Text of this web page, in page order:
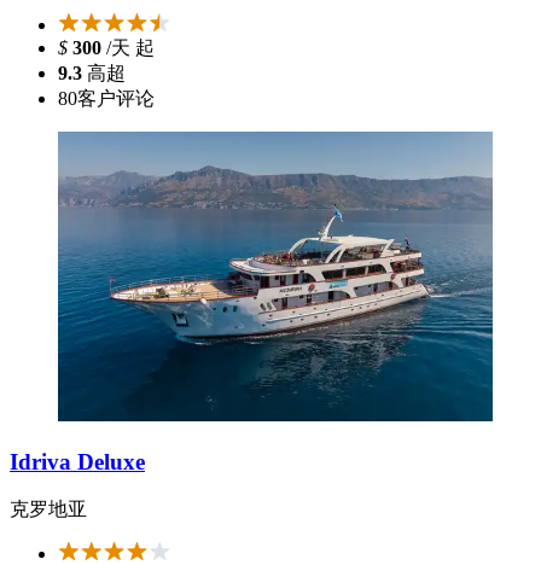
$ 300 /天 起
9.3 高超
80客户评论
Idriva Deluxe
克罗地亚